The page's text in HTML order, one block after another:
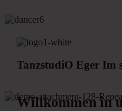
TanzstudiO Eger Im
Willkommen in